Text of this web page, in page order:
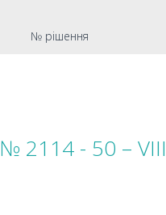
№ рішення
№ 2114 - 50 – VIIІ